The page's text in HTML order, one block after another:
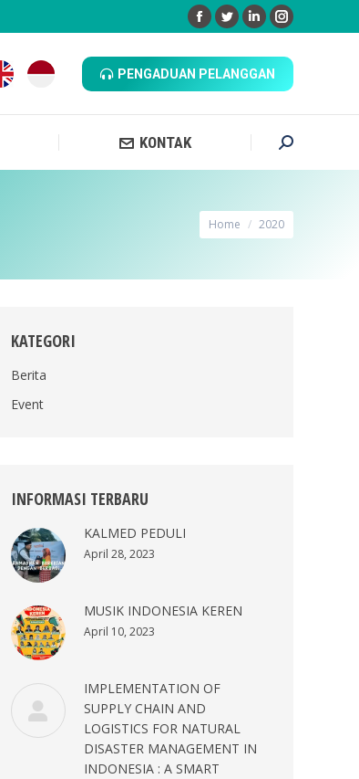
Facebook
TwitterLinkedinInstagram
PENGADUAN PELANGGAN
KONTAK Search:
You are here:
Home 2020
KATEGORI
Berita
Event
INFORMASI TERBARU
KALMED PEDULI
April 28, 2023
MUSIK INDONESIA KEREN
April 10, 2023
IMPLEMENTATION OF
SUPPLY CHAIN AND
LOGISTICS FOR NATURAL
DISASTER MANAGEMENT IN
INDONESIA : A SMART
KONTAK Search: